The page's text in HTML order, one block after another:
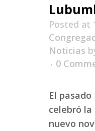
Posted at
Noticias
0
El
celebró la
nuevo